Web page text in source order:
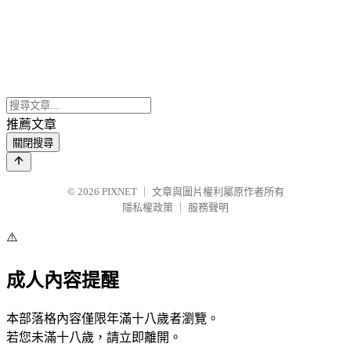
推薦文章
關閉搜尋
© 2026 PIXNET
文章與圖片權利屬原作者所有
隱私權政策
服務聲明
⚠️
成人內容提醒
本部落格內容僅限年滿十八歲者瀏覽。
若您未滿十八歲，請立即離開。